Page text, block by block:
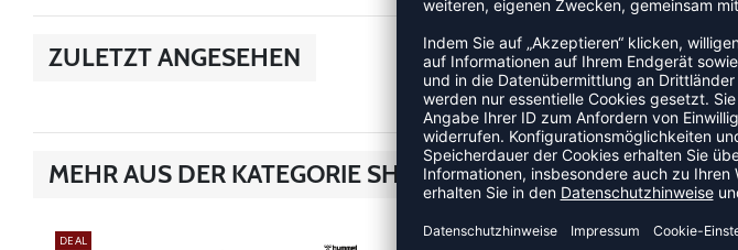
ZULETZT ANGESEHEN
MEHR AUS DER KATEGORIE SHIRTS
DEAL NEW